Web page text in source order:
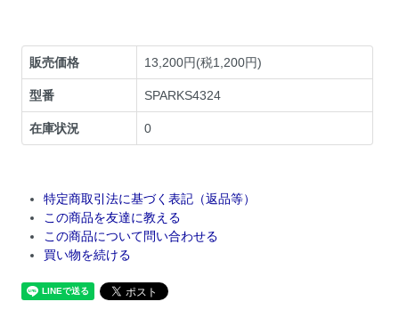
販売価格 13,200円(税1,200円)
型番 SPARKS4324
在庫状況 0
特定商取引法に基づく表記（返品等）
この商品を友達に教える
この商品について問い合わせる
買い物を続ける